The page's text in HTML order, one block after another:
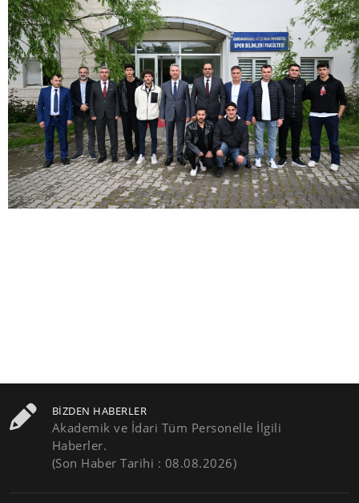
BIZDEN HABERLER
Akademik ve İdari Tüm Personelle İlgili
Haberler.
(Son Haber Tarihi : 08.08.2026)